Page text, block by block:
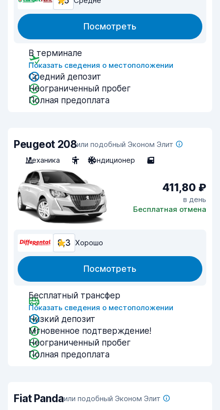
Посмотреть
В терминале
Показать сведения о местоположении
Средний депозит
Неограниченный пробег
Полная предоплата
Peugeot 208или подобный Эконом Элит
Механика
5 Кондиционер 5
411,80 ₽
в день
Бесплатная отмена
8,3 Хорошо
Посмотреть
Бесплатный трансфер
Показать сведения о местоположении
Низкий депозит
Мгновенное подтверждение!
Неограниченный пробег
Полная предоплата
Fiat Pandaили подобный Эконом Элит